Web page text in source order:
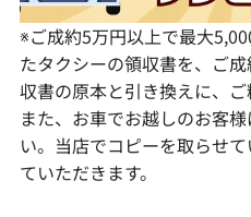
※ご成約5万円以上で最大
たタクシーの領収書を、ご
収書の原本と引き換えに、ご
また、お車でお越しのお客
い。当店でコピーを取らせ
ていただきます。